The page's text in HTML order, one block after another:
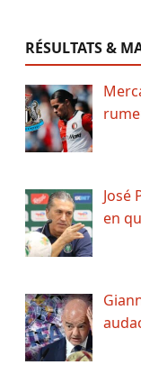
RÉSULTATS &
José
en